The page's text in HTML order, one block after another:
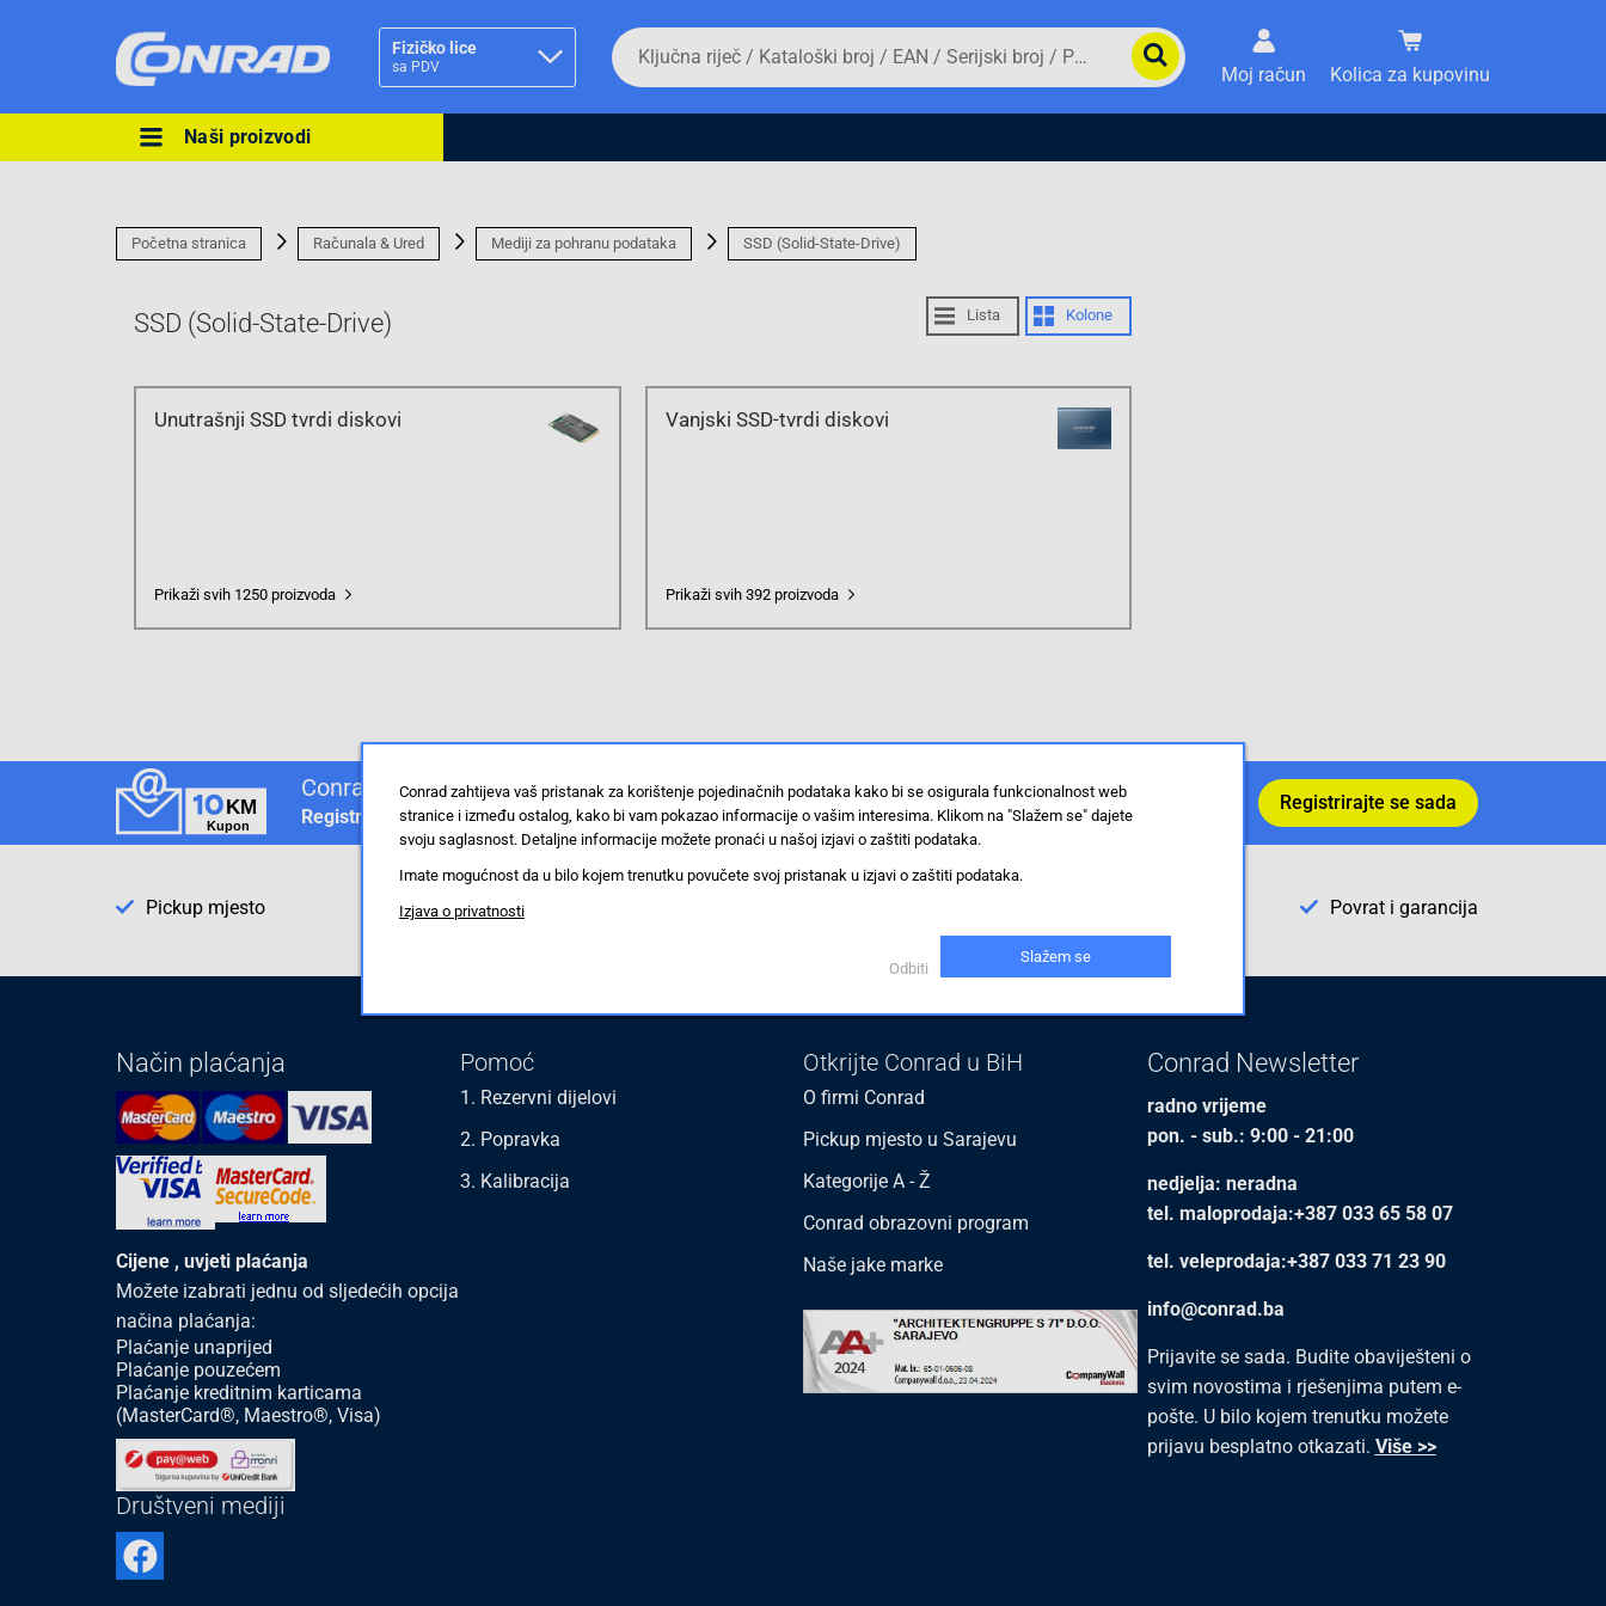
Fizičko lice
sa PDV
Ova postavka prilagođava asortiman proizvoda i
Da
biste
potražili
proizvod,
broj,
EAN
ili
Moj račun Kolica za kupovinu
Naši proizvodi
Početna stranica Računala & Ured Mediji za pohranu podataka SSD (Solid-State-Drive)
Lista Kolone
SSD (Solid-State-Drive)
Unutrašnji SSD tvrdi diskovi
Prikaži svih 1250 proizvoda
Vanjski SSD-tvrdi diskovi
Prikaži svih 392 proizvoda
Conrad newsletter
Registrirajte se sada i uvijek prvi primajte ekskluzivne promocije, najnovije vijesti i ponude.
Registrirajte se sada
Pickup mjesto Povrat i garancija
Način plaćanja
Cijene , uvjeti plaćanja
Možete izabrati jednu od sljedećih opcija
načina plaćanja:
Plaćanje unaprijed
Plaćanje pouzećem
Plaćanje kreditnim karticama
(MasterCard®, Maestro®, Visa)
Pomoć
1. Rezervni dijelovi
2. Popravka
3. Kalibracija
Otkrijte Conrad u BiH
O firmi Conrad
Pickup mjesto u Sarajevu
Kategorije A - Ž
Conrad obrazovni program
Naše jake marke
Conrad Newsletter
radno vrijeme
pon. - sub.: 9:00 - 21:00
nedjelja: neradna
tel. maloprodaja:+387 033 65 58 07
tel. veleprodaja:+387 033 71 23 90
info@conrad.ba
Prijavite se sada. Budite obaviješteni o
svim novostima i rješenjima putem e-
pošte. U bilo kojem trenutku možete
prijavu besplatno otkazati. Više >>
Društveni mediji
Conrad zahtijeva vaš pristanak za korištenje pojedinačnih podataka kako bi se osigurala funkcionalnost web
stranice i između ostalog, kako bi vam pokazao informacije o vašim interesima. Klikom na "Slažem se" dajete
svoju saglasnost. Detaljne informacije možete pronaći u našoj izjavi o zaštiti podataka.
Imate mogućnost da u bilo kojem trenutku povučete svoj pristanak u izjavi o zaštiti podataka.
Izjava o privatnosti
Odbiti
Slažem se